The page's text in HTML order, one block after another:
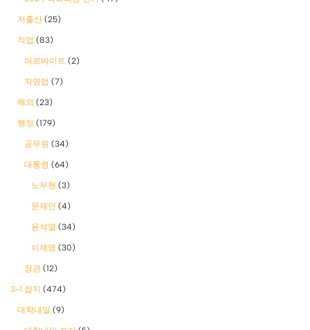
저출산 (25)
직업 (83)
아르바이트 (2)
자영업 (7)
해외 (23)
행정 (179)
공무원 (34)
대통령 (64)
노무현 (3)
문재인 (4)
윤석열 (34)
이재명 (30)
장관 (12)
3-1 잡지 (474)
대학내일 (9)